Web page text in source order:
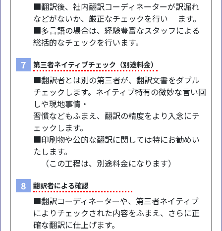
■翻訳後、社内翻訳コーディネーターが訳漏れ
などがないか、厳正なチェックを行い ます。
■多言語の場合は、経験豊富なスタッフによる
総括的なチェックを行います。
7 第三者ネイティブチェック（別途料金）
■翻訳者とは別の第三者が、翻訳文書をダブル
チェックします。ネイティブ特有の微妙な言い回
しや現地事情・
習慣などもふまえ、翻訳の精度をより入念にチ
ェックします。
■印刷物や公的な翻訳に関しては特にお勧めい
たします。
（この工程は、別途料金になります）
8 翻訳者による確認
■翻訳コーディネーターや、第三者ネイティブ
によりチェックされた内容をふまえ、さらに正
確な翻訳に仕上げます。